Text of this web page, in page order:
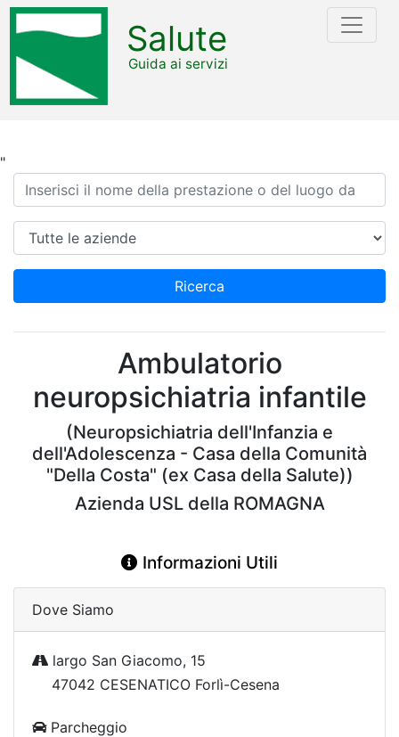
"
Salute
Guida ai servizi
Ricerca
Azienda
Ricerca
Ambulatorio
neuropsichiatria infantile
(Neuropsichiatria dell'Infanzia e
dell'Adolescenza - Casa della Comunità
"Della Costa" (ex Casa della Salute))
Azienda USL della ROMAGNA
Informazioni Utili
Dove Siamo
largo San Giacomo, 15
47042 CESENATICO Forlì-Cesena
Parcheggio